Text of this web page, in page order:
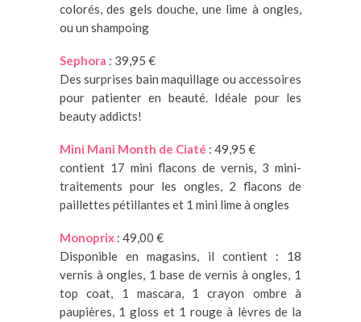
colorés, des gels douche, une lime à ongles,
ou un shampoing
Sephora : 39,95 €
Des surprises bain maquillage ou accessoires
pour patienter en beauté. Idéale pour les
beauty addicts!
Mini Mani Month de Ciaté : 49,95 €
contient 17 mini flacons de vernis, 3 mini-
traitements pour les ongles, 2 flacons de
paillettes pétillantes et 1 mini lime à ongles
Monoprix : 49,00 €
Disponible en magasins, il contient : 18
vernis à ongles, 1 base de vernis à ongles, 1
top coat, 1 mascara, 1 crayon ombre à
paupières, 1 gloss et 1 rouge à lèvres de la